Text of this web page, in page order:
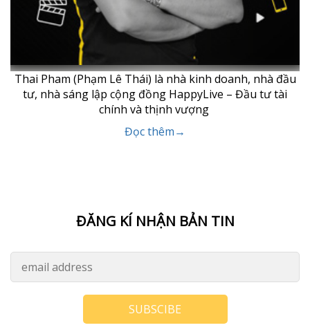
Thai Pham (Phạm Lê Thái) là nhà kinh doanh, nhà đầu
tư, nhà sáng lập cộng đồng HappyLive – Đầu tư tài
chính và thịnh vượng
Đọc thêm→
ĐĂNG KÍ NHẬN BẢN TIN
SUBSCIBE